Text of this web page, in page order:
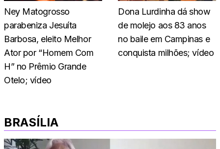
Ney Matogrosso
parabeniza Jesuíta
Barbosa, eleito Melhor
Ator por “Homem Com
H” no Prêmio Grande
Otelo; vídeo
Dona Lurdinha dá show
de molejo aos 83 anos
no baile em Campinas e
conquista milhões; vídeo
BRASÍLIA